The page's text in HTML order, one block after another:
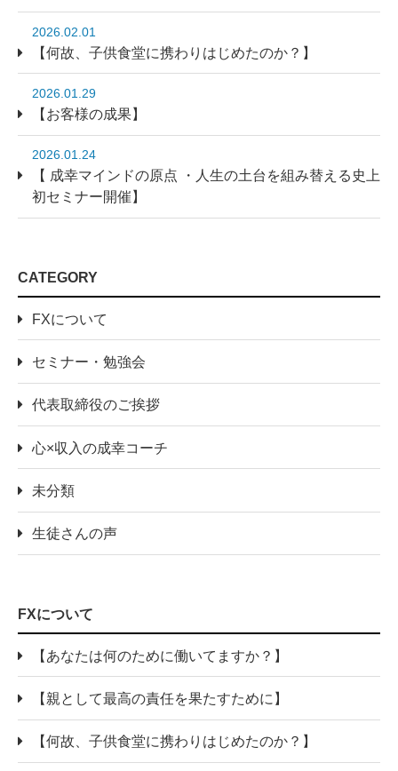
2026.02.01
【何故、子供食堂に携わりはじめたのか？】
2026.01.29
【お客様の成果】
2026.01.24
【 成幸マインドの原点 ・人生の土台を組み替える史上
初セミナー開催】
CATEGORY
FXについて
セミナー・勉強会
代表取締役のご挨拶
心×収入の成幸コーチ
未分類
生徒さんの声
FXについて
【あなたは何のために働いてますか？】
【親として最高の責任を果たすために】
【何故、子供食堂に携わりはじめたのか？】